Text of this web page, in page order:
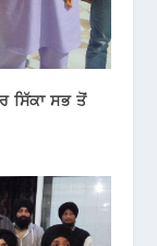
ਸਿੱਕਾ ਸਭ ਤੋਂ